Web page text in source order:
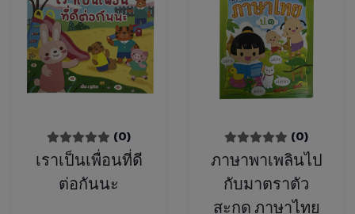
(0)
เราเป็นเพื่อนที่ดี
ต่อกันนะ
(0)
ภาษาพาเพลินไป
กับมาตราตัว
สะกด ภาษาไทย